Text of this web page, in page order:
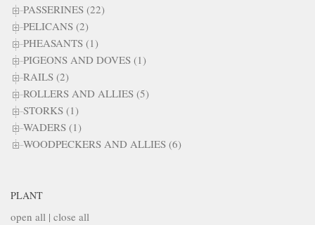
PASSERINES (22)
PELICANS (2)
PHEASANTS (1)
PIGEONS AND DOVES (1)
RAILS (2)
ROLLERS AND ALLIES (5)
STORKS (1)
WADERS (1)
WOODPECKERS AND ALLIES (6)
PLANT
open all | close all